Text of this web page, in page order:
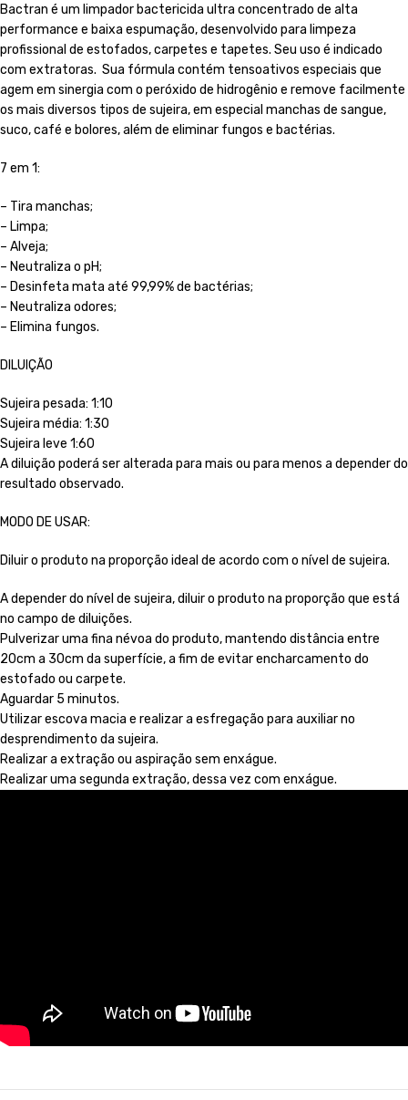
Bactran é um limpador bactericida ultra concentrado de alta
performance e baixa espumação, desenvolvido para limpeza
profissional de estofados, carpetes e tapetes. Seu uso é indicado
com extratoras. Sua fórmula contém tensoativos especiais que
agem em sinergia com o peróxido de hidrogênio e remove facilmente
os mais diversos tipos de sujeira, em especial manchas de sangue,
suco, café e bolores, além de eliminar fungos e bactérias.
7 em 1:
– Tira manchas;
– Limpa;
– Alveja;
– Neutraliza o pH;
– Desinfeta mata até 99,99% de bactérias;
– Neutraliza odores;
– Elimina fungos.
DILUIÇÃO
Sujeira pesada: 1:10
Sujeira média: 1:30
Sujeira leve 1:60
A diluição poderá ser alterada para mais ou para menos a depender do
resultado observado.
MODO DE USAR:
Diluir o produto na proporção ideal de acordo com o nível de sujeira.
A depender do nível de sujeira, diluir o produto na proporção que está
no campo de diluições.
Pulverizar uma fina névoa do produto, mantendo distância entre
20cm a 30cm da superfície, a fim de evitar encharcamento do
estofado ou carpete.
Aguardar 5 minutos.
Utilizar escova macia e realizar a esfregação para auxiliar no
desprendimento da sujeira.
Realizar a extração ou aspiração sem enxágue.
Realizar uma segunda extração, dessa vez com enxágue.